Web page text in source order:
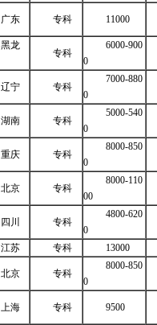
广东 专科 11000
黑龙
专科
6000-900
0
辽宁 专科
7000-880
0
湖南 专科
5000-540
0
重庆 专科
8000-850
0
北京 专科
8000-110
00
四川 专科
4800-620
0
江苏 专科 13000
北京 专科
8000-850
0
上海 专科 9500